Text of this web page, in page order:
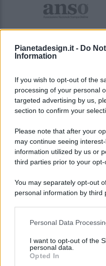
Pianetadesign.it - Do
Information
If you wish to opt-out of the
processing of your personal
targeted advertising by us,
section to confirm your
Please note that after your
may continue seeing
information utilized by us or
third parties prior to your opt-
You may separately opt-out
personal information by third
This information may also
disclose it to other third
Personal Data
I want to opt-out of the
personal data.
Opted In
© 2026 - Pianeta Design -
Registrata Al Tribunale Di
ISCRIZIONE AL ROC N.
(ASSOCIAZIONE